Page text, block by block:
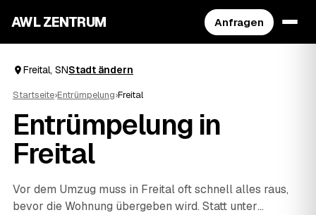
AWL ZENTRUM Anfragen
Freital, SNStadt ändern
Startseite›Entrümpelung›Freital
Entrümpelung in
Freital
Vor dem Umzug muss in Freital oft schnell alles raus,
bevor die Wohnung übergeben wird. Statt unter